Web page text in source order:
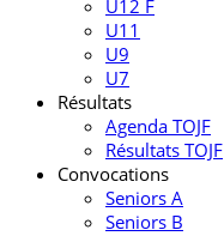
U12 F
U11
U9
U7
Résultats
Agenda TOJF
Résultats TOJF
Convocations
Seniors A
Seniors B